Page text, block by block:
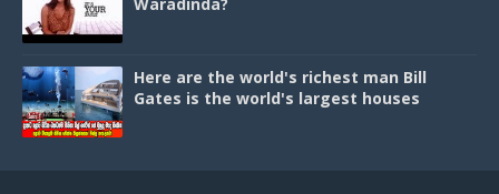
Waradinda?
Here are the world's richest man Bill
Gates is the world's largest houses